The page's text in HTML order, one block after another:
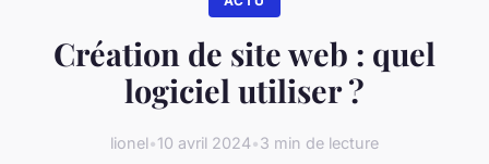
Création de site web : quel
logiciel utiliser ?
lionel•10 avril 2024•3 min de lecture